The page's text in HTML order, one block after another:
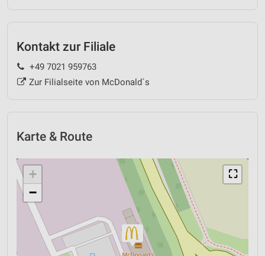
Kontakt zur Filiale
+49 7021 959763
Zur Filialseite von McDonald´s
Karte & Route
⛶
+
−